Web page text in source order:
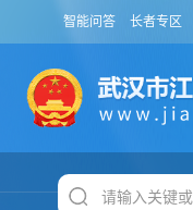
智能问答 长者专区